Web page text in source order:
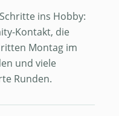
ins Hobby:
Kontakt, die
Montag im
und viele
Runden.